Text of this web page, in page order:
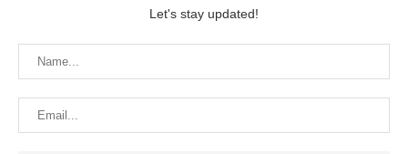
Let's stay updated!